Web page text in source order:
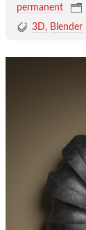
permanent
3D
Blender